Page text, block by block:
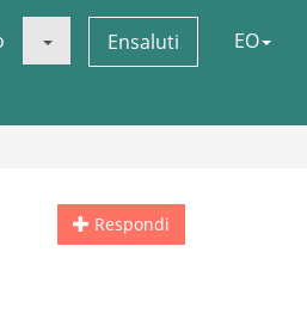
Ensaluti EO
Respondi